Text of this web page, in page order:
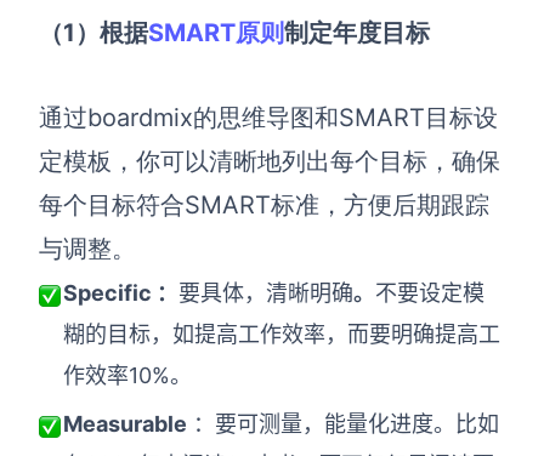
AI生成竞品分析
AI生成Grow模型
AI生成AARRR模型
模板社区
企业服务
私有化部署
（1）根据SMART原则制定年度目标
通过boardmix的思维导图和SMART目标设
定模板，你可以清晰地列出每个目标，确保
每个目标符合SMART标准，方便后期跟踪
与调整。
Specific ： 要具体，清晰明确。 不要设定模
糊的目标，如提高工作效率，而要明确提高工
作效率10%。
Measurable ：要可测量，能量化进度。比如